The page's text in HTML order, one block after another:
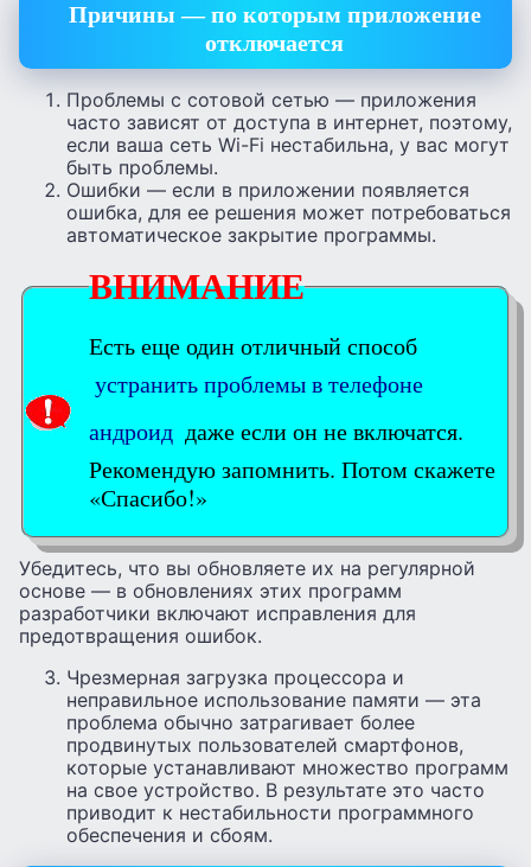
Причины — по которым приложение
отключается
Проблемы с сотовой сетью — приложения
часто зависят от доступа в интернет, поэтому,
если ваша сеть Wi-Fi нестабильна, у вас могут
быть проблемы.
Ошибки — если в приложении появляется
ошибка, для ее решения может потребоваться
автоматическое закрытие программы.
ВНИМАНИЕ
Есть еще один отличный способ
устранить проблемы в телефоне
андроид даже если он не включатся.
Рекомендую запомнить. Потом скажете
«Спасибо!»
Убедитесь, что вы обновляете их на регулярной
основе — в обновлениях этих программ
разработчики включают исправления для
предотвращения ошибок.
Чрезмерная загрузка процессора и
неправильное использование памяти — эта
проблема обычно затрагивает более
продвинутых пользователей смартфонов,
которые устанавливают множество программ
на свое устройство. В результате это часто
приводит к нестабильности программного
обеспечения и сбоям.